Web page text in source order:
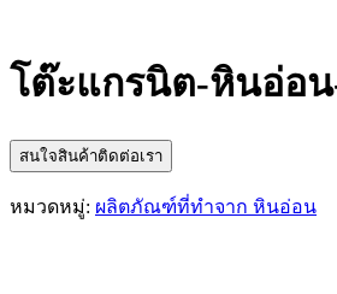
โต๊ะแกรนิต-หินอ่อ
สนใจสินค้าติดต่อเรา
หมวดหมู่: ผลิตภัณฑ์ที่ทำจาก หินอ่อน